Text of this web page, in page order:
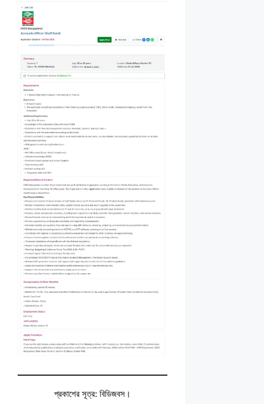
প্রকাশের সূত্র: বিডিজবস।